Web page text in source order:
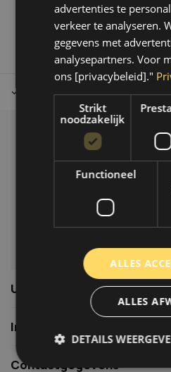
Tot 30 dagen retour sturen.
Klantenservice
Veelgestelde vragen
06-39119169
info@autoklusser.nl
Usefull links
Informatie
Contactgegevens
advertenties te
verkeer te analyseren.
gegevens met
analysepartners. Voor
ons [privacybeleid]."
Strikt
noodzakelijk
Functioneel
ALLES
ALLES
DETAILS